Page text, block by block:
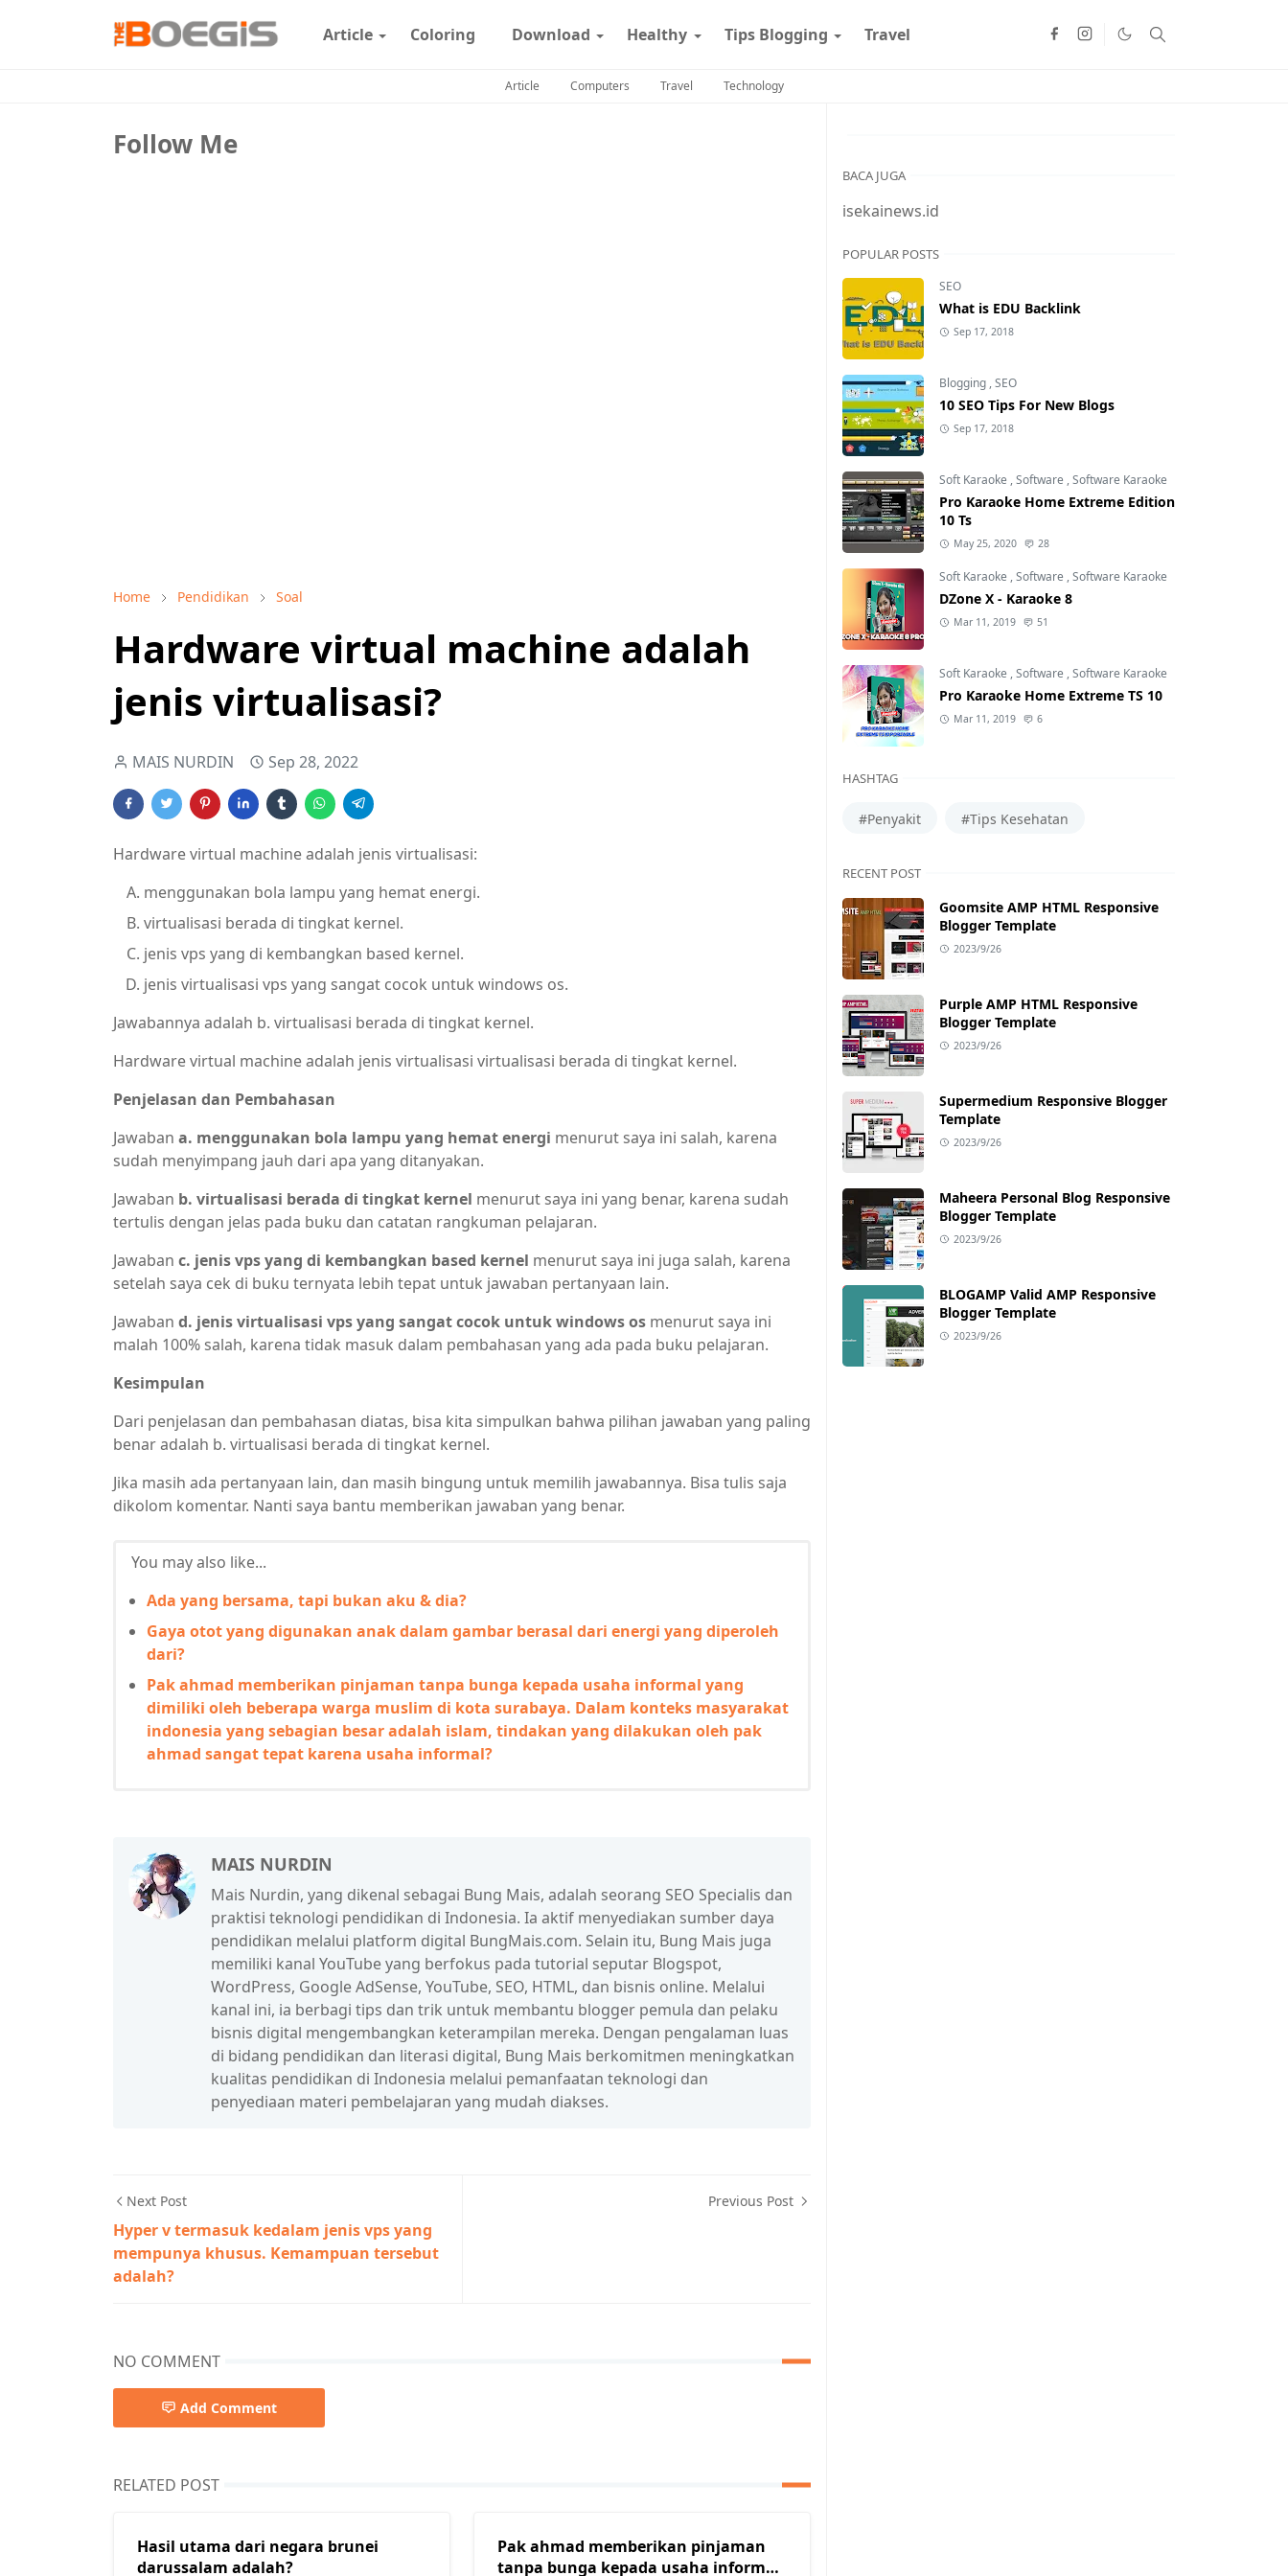
Article Coloring Download Healthy Tips Blogging Travel
Article Computers Travel Technology
Follow Me
Home Pendidikan Soal
Hardware virtual machine adalah
jenis virtualisasi?
MAIS NURDIN Sep 28, 2022
Hardware virtual machine adalah jenis virtualisasi:
menggunakan bola lampu yang hemat energi.
virtualisasi berada di tingkat kernel.
jenis vps yang di kembangkan based kernel.
jenis virtualisasi vps yang sangat cocok untuk windows os.
Jawabannya adalah b. virtualisasi berada di tingkat kernel.
Hardware virtual machine adalah jenis virtualisasi virtualisasi berada di tingkat kernel.
Penjelasan dan Pembahasan
Jawaban a. menggunakan bola lampu yang hemat energi menurut saya ini salah, karena
sudah menyimpang jauh dari apa yang ditanyakan.
Jawaban b. virtualisasi berada di tingkat kernel menurut saya ini yang benar, karena sudah
tertulis dengan jelas pada buku dan catatan rangkuman pelajaran.
Jawaban c. jenis vps yang di kembangkan based kernel menurut saya ini juga salah, karena
setelah saya cek di buku ternyata lebih tepat untuk jawaban pertanyaan lain.
Jawaban d. jenis virtualisasi vps yang sangat cocok untuk windows os menurut saya ini
malah 100% salah, karena tidak masuk dalam pembahasan yang ada pada buku pelajaran.
Kesimpulan
Dari penjelasan dan pembahasan diatas, bisa kita simpulkan bahwa pilihan jawaban yang paling
benar adalah b. virtualisasi berada di tingkat kernel.
Jika masih ada pertanyaan lain, dan masih bingung untuk memilih jawabannya. Bisa tulis saja
dikolom komentar. Nanti saya bantu memberikan jawaban yang benar.
You may also like...
Ada yang bersama, tapi bukan aku & dia?
Gaya otot yang digunakan anak dalam gambar berasal dari energi yang diperoleh
dari?
Pak ahmad memberikan pinjaman tanpa bunga kepada usaha informal yang
dimiliki oleh beberapa warga muslim di kota surabaya. Dalam konteks masyarakat
indonesia yang sebagian besar adalah islam, tindakan yang dilakukan oleh pak
ahmad sangat tepat karena usaha informal?
MAIS NURDIN
Mais Nurdin, yang dikenal sebagai Bung Mais, adalah seorang SEO Specialis dan
praktisi teknologi pendidikan di Indonesia. Ia aktif menyediakan sumber daya
pendidikan melalui platform digital BungMais.com. Selain itu, Bung Mais juga
memiliki kanal YouTube yang berfokus pada tutorial seputar Blogspot,
WordPress, Google AdSense, YouTube, SEO, HTML, dan bisnis online. Melalui
kanal ini, ia berbagi tips dan trik untuk membantu blogger pemula dan pelaku
bisnis digital mengembangkan keterampilan mereka. Dengan pengalaman luas
di bidang pendidikan dan literasi digital, Bung Mais berkomitmen meningkatkan
kualitas pendidikan di Indonesia melalui pemanfaatan teknologi dan
penyediaan materi pembelajaran yang mudah diakses.
Next Post
Hyper v termasuk kedalam jenis vps yang
mempunya khusus. Kemampuan tersebut
adalah?
Previous Post
NO COMMENT
Add Comment
RELATED POST
Hasil utama dari negara brunei
darussalam adalah?
Pak ahmad memberikan pinjaman
tanpa bunga kepada usaha informal
BACA JUGA
isekainews.id
POPULAR POSTS
SEO
What is EDU Backlink
Sep 17, 2018
Blogging ,SEO
10 SEO Tips For New Blogs
Sep 17, 2018
Soft Karaoke ,Software ,Software Karaoke
Pro Karaoke Home Extreme Edition
10 Ts
May 25, 2020 28
Soft Karaoke ,Software ,Software Karaoke
DZone X - Karaoke 8
Mar 11, 2019 51
Soft Karaoke ,Software ,Software Karaoke
Pro Karaoke Home Extreme TS 10
Mar 11, 2019 6
HASHTAG
#Penyakit #Tips Kesehatan
RECENT POST
Goomsite AMP HTML Responsive
Blogger Template
2023/9/26
Purple AMP HTML Responsive
Blogger Template
2023/9/26
Supermedium Responsive Blogger
Template
2023/9/26
Maheera Personal Blog Responsive
Blogger Template
2023/9/26
BLOGAMP Valid AMP Responsive
Blogger Template
2023/9/26